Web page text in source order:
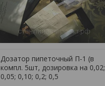
Дозатор пипеточный П-1 (в
компл. 5шт, дозировка на 0,02;
0,05; 0,10; 0,2; 0,5